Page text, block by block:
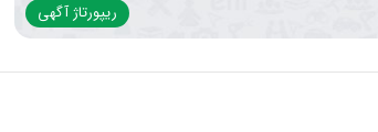
ریپورتاژ آگهی